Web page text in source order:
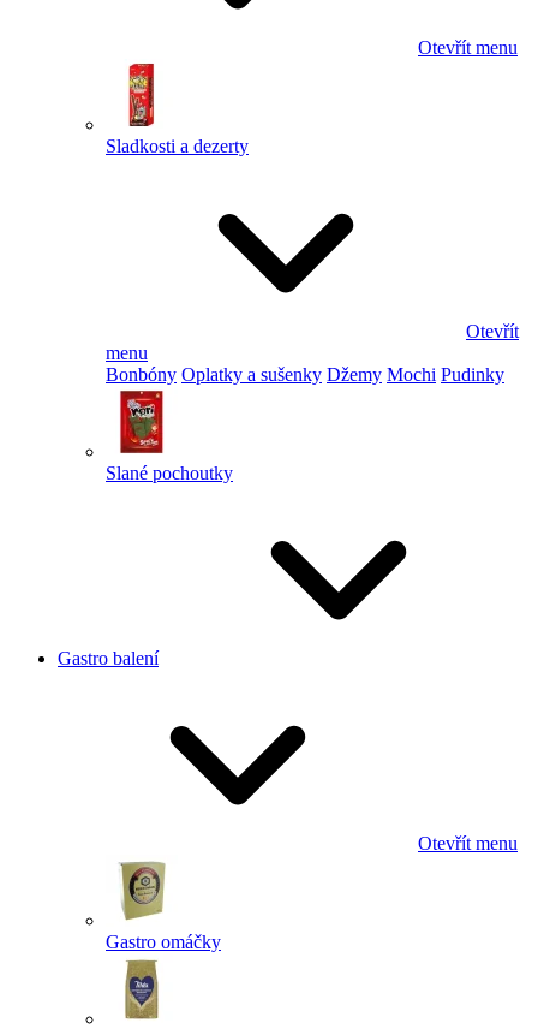
Otevřít menu
Sladkosti a dezerty
Otevřít
menu
Bonbóny Oplatky a sušenky Džemy Mochi Pudinky
Slané pochoutky
Gastro balení
Otevřít menu
Gastro omáčky